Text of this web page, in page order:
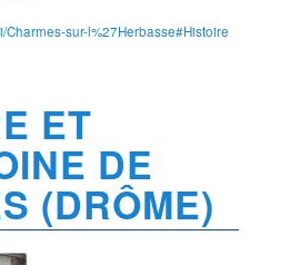
Charmes-sur-l%27Herbasse#Histoire
ET
DE
(DRÔME)